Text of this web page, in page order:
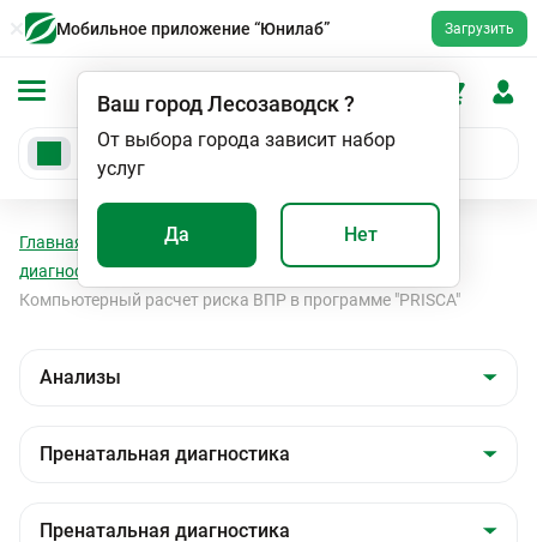
Мобильное приложение “Юнилаб” Загрузить
Ваш городЛесозаводск?
От выбора города зависит набор
услуг
Да Нет
Главная Анализы
Пренатальная
диагностика
Пренатальная диагностика
Компьютерный расчет риска ВПР в программе "PRISCA"